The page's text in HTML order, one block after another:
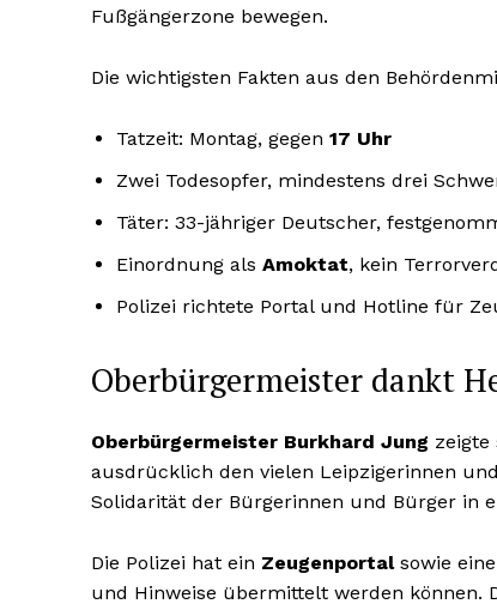
Fußgängerzone bewegen.
Die wichtigsten Fakten aus den
Tatzeit: Montag, gegen 17 Uhr
Zwei Todesopfer, mindestens drei
Täter: 33-jähriger Deutscher,
Einordnung als Amoktat, kein
Polizei richtete Portal und Hotline für
Oberbürgermeister dankt
Oberbürgermeister Burkhard Jung zeigte
ausdrücklich den vielen Leipzigerinnen
Solidarität der Bürgerinnen und Bürger in
Die Polizei hat ein Zeugenportalsowie
und Hinweise übermittelt werden